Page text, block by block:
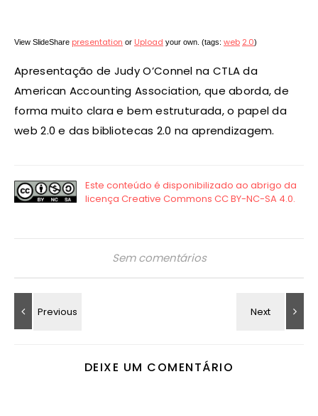
View SlideShare presentation or Upload your own. (tags: web 2.0)
Apresentação de Judy O’Connel na CTLA da
American Accounting Association, que aborda, de
forma muito clara e bem estruturada, o papel da
web 2.0 e das bibliotecas 2.0 na aprendizagem.
Sem comentários
DEIXE UM COMENTÁRIO